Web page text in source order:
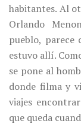
habitantes. Al
Orlando
pueblo, parece
estuvo allí.
se pone al
donde filma y
viajes
que queda